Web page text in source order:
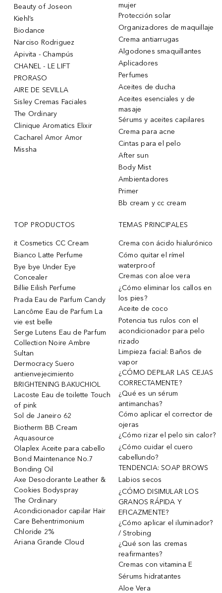
Beauty of Joseon
Kiehl’s
Biodance
Narciso Rodriguez
Apivita - Champús
CHANEL - LE LIFT
PRORASO
AIRE DE SEVILLA
Sisley Cremas Faciales
The Ordinary
Clinique Aromatics Elixir
Cacharel Amor Amor
Missha
mujer
Protección solar
Organizadores de maquillaje
Crema antiarrugas
Algodones smaquillantes
Aplicadores
Perfumes
Aceites de ducha
Aceites esenciales y de
masaje
Sérums y aceites capilares
Crema para acne
Cintas para el pelo
After sun
Body Mist
Ambientadores
Primer
Bb cream y cc cream
TOP PRODUCTOS
it Cosmetics CC Cream
Bianco Latte Perfume
Bye bye Under Eye
Concealer
Billie Eilish Perfume
Prada Eau de Parfum Candy
Lancôme Eau de Parfum La
vie est belle
Serge Lutens Eau de Parfum
Collection Noire Ambre
Sultan
Dermocracy Suero
antienvejecimiento
BRIGHTENING BAKUCHIOL
Lacoste Eau de toilette Touch
of pink
Sol de Janeiro 62
Biotherm BB Cream
Aquasource
Olaplex Aceite para cabello
Bond Maintenance No.7
Bonding Oil
Axe Desodorante Leather &
Cookies Bodyspray
The Ordinary
Acondicionador capilar Hair
Care Behentrimonium
Chloride 2%
Ariana Grande Cloud
TEMAS PRINCIPALES
Crema con ácido hialurónico
Cómo quitar el rímel
waterproof
Cremas con aloe vera
¿Cómo eliminar los callos en
los pies?
Aceite de coco
Potencia tus rulos con el
acondicionador para pelo
rizado
Limpieza facial: Baños de
vapor
¿CÓMO DEPILAR LAS CEJAS
CORRECTAMENTE?
¿Qué es un sérum
antimanchas?
Cómo aplicar el corrector de
ojeras
¿Cómo rizar el pelo sin calor?
¿Cómo cuidar el cuero
cabellundo?
TENDENCIA: SOAP BROWS
Labios secos
¿CÓMO DISIMULAR LOS
GRANOS RÁPIDA Y
EFICAZMENTE?
¿Cómo aplicar el iluminador?
/ Strobing
¿Qué son las cremas
reafirmantes?
Cremas con vitamina E
Sérums hidratantes
Aloe Vera